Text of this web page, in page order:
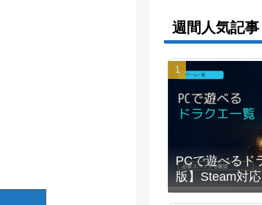
週間人気記事
PCで遊べるド
版】Steam対
い時の対処法